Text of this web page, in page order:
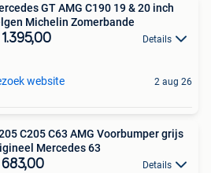
GT AMG C190 19 & 20 inch
Michelin Zomerbande
Details
website 2 aug 26
C205 C63 AMG Voorbumper grijs
Mercedes 63
Details